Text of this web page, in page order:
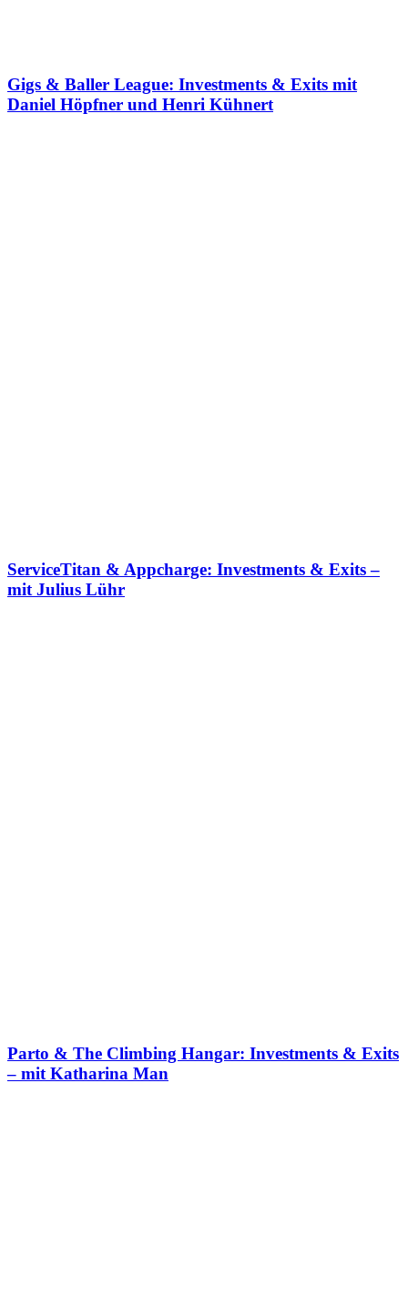
Gigs & Baller League: Investments & Exits mit
Daniel Höpfner und Henri Kühnert
ServiceTitan & Appcharge: Investments & Exits –
mit Julius Lühr
Parto & The Climbing Hangar: Investments & Exits
– mit Katharina Man